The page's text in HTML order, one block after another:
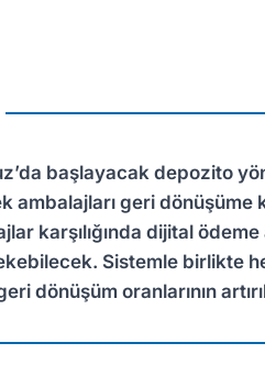
başlayacak depozito
ambalajları geri dönüşüme
karşılığında dijital
Sistemle birlikte
dönüşüm oranlarının